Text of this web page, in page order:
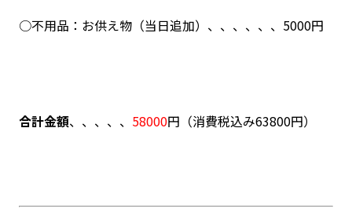
○不用品：お供え物（当日追加）、、、、、、5000円
合計金額、、、、、 58000円（消費税込み63800円）